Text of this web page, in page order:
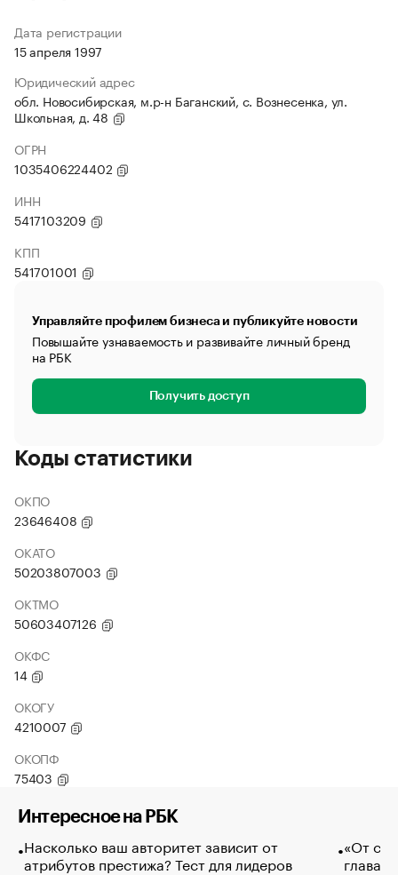
Дата регистрации
15 апреля 1997
Юридический адрес
обл. Новосибирская, м.р-н Баганский, с. Вознесенка, ул.
Школьная, д. 48
ОГРН
1035406224402
ИНН
5417103209
КПП
541701001
Управляйте профилем бизнеса и публикуйте новости
Повышайте узнаваемость и развивайте личный бренд
на РБК
Получить доступ
Коды статистики
ОКПО
23646408
ОКАТО
50203807003
ОКТМО
50603407126
ОКФС
14
ОКОГУ
4210007
ОКОПФ
75403
Интересное на РБК
Насколько ваш авторитет зависит от
атрибутов престижа? Тест для лидеров
«От
глава